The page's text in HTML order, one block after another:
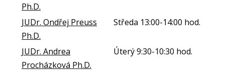
Ph.D.
JUDr. Ondřej Preuss
Ph.D.
Středa 13:00-14:00 hod.
JUDr. Andrea
Procházková Ph.D.
Úterý 9:30-10:30 hod.